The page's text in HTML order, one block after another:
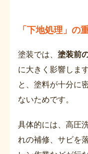
「下地処理」の
塗装では、 塗装前
に大きく影響しま
と、塗料が十分に
ないためです。
具体的には、高圧
れの補修、サビを